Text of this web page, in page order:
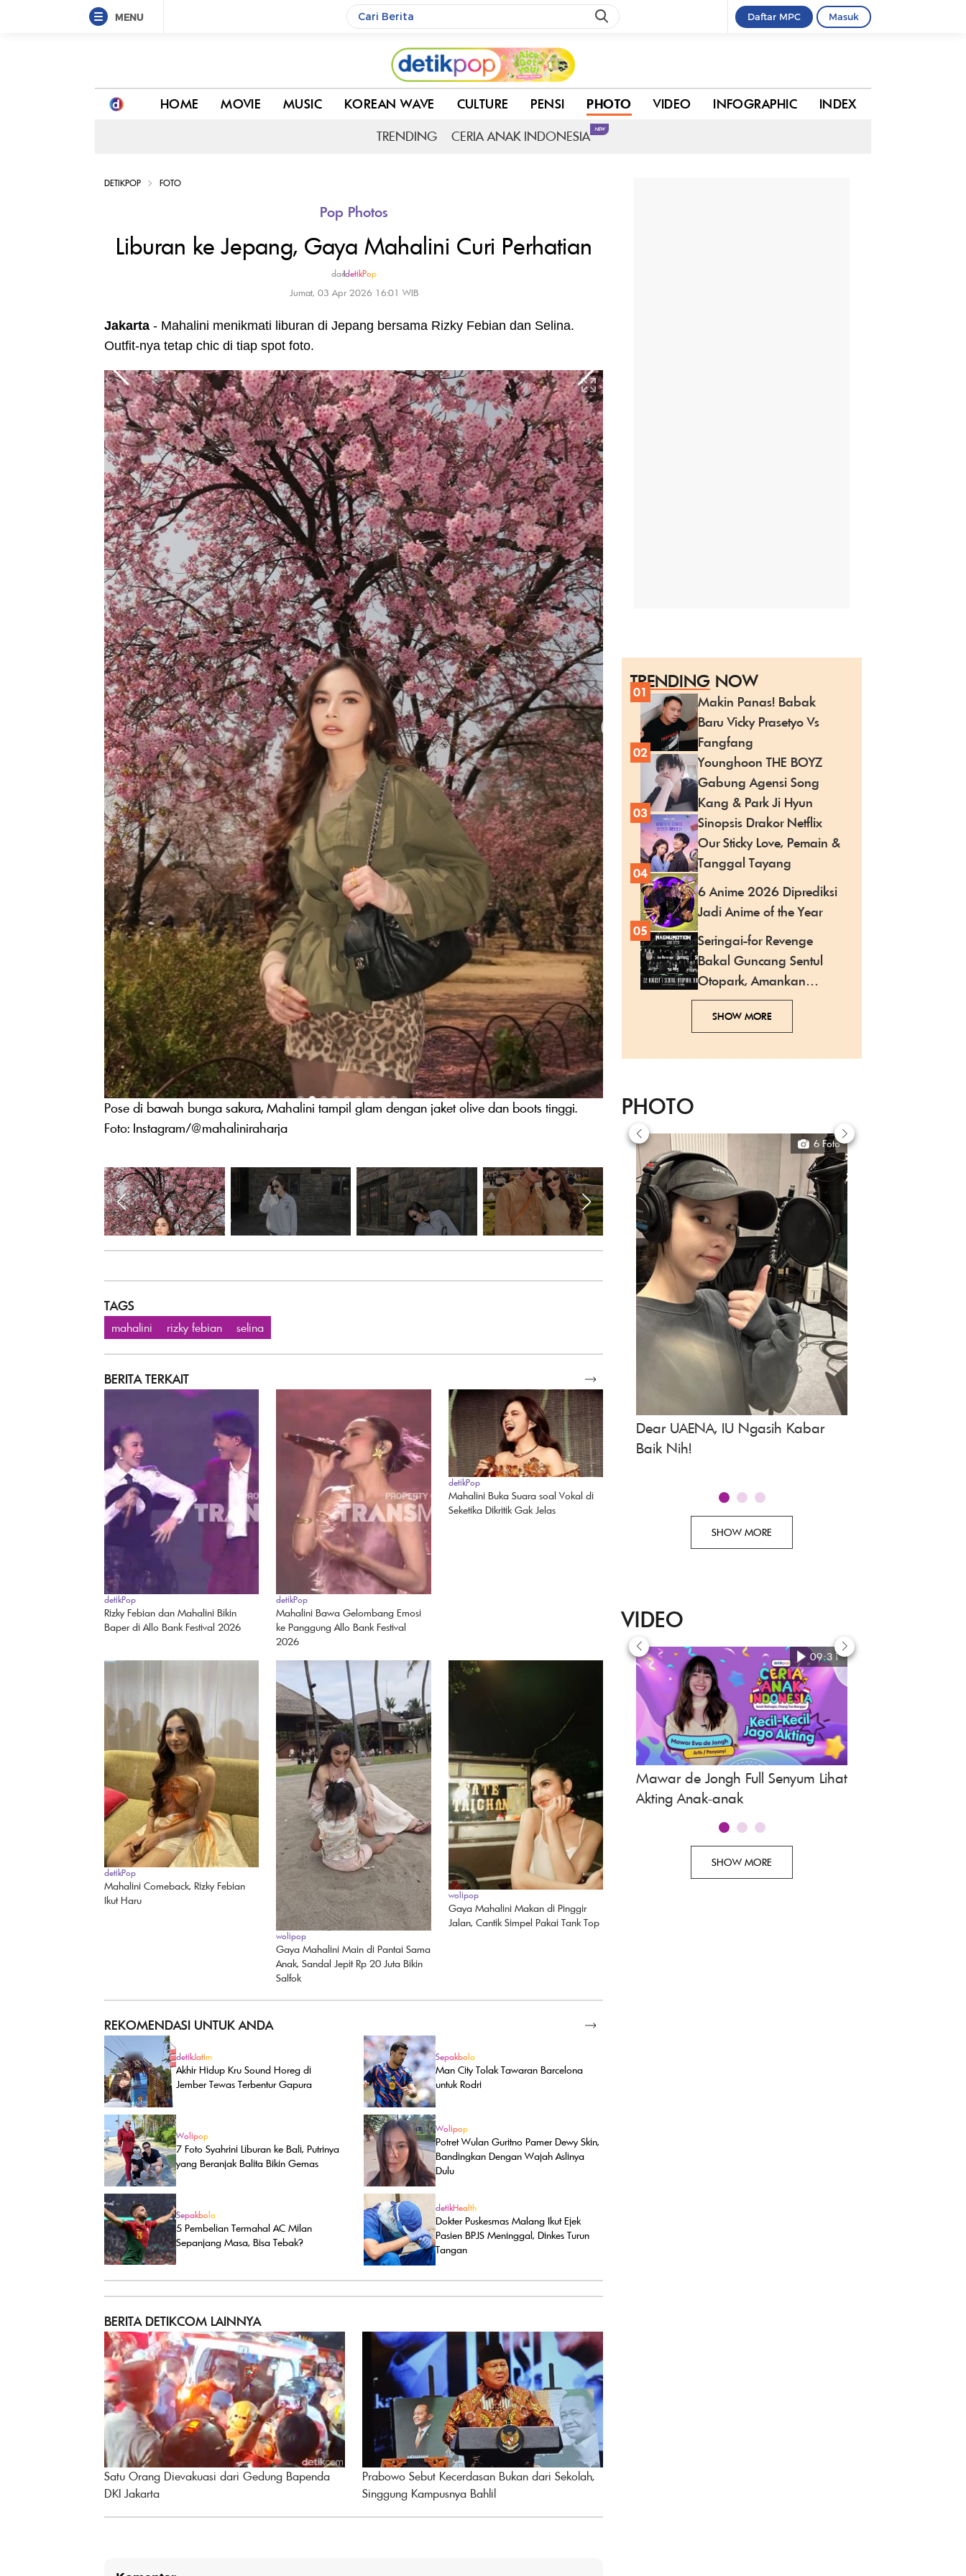
MENU Daftar MPC Masuk
HOME MOVIE MUSIC KOREAN WAVE CULTURE PENSI PHOTO VIDEO INFOGRAPHIC
INDEX
TRENDING
CERIA ANAK INDONESIA NEW
Liburan ke Jepang, Gaya Mahalini Curi Perhatian 0 komentar BAGIKAN
DETIKPOP FOTO
Pop Photos
Liburan ke Jepang, Gaya Mahalini Curi Perhatian
dar|detikPop
Jumat, 03 Apr 2026 16:01 WIB
Jakarta - Mahalini menikmati liburan di Jepang bersama Rizky Febian dan Selina.
Outfit-nya tetap chic di tiap spot foto.
Pose di bawah bunga sakura, Mahalini tampil glam dengan jaket olive dan boots tinggi.
Foto: Instagram/@mahaliniraharja
TAGS
mahalini rizky febian selina
BERITA TERKAIT
detikPop
Rizky Febian dan Mahalini Bikin
Baper di Allo Bank Festival 2026
detikPop
Mahalini Bawa Gelombang Emosi
ke Panggung Allo Bank Festival
2026
detikPop
Mahalini Buka Suara soal Vokal di
Seketika Dikritik Gak Jelas
detikPop
Mahalini Comeback, Rizky Febian
Ikut Haru
wolipop
Gaya Mahalini Main di Pantai Sama
Anak, Sandal Jepit Rp 20 Juta Bikin
Salfok
wolipop
Gaya Mahalini Makan di Pinggir
Jalan, Cantik Simpel Pakai Tank Top
REKOMENDASI UNTUK ANDA
detikJatim
Akhir Hidup Kru Sound Horeg di
Jember Tewas Terbentur Gapura
Sepakbola
Man City Tolak Tawaran Barcelona
untuk Rodri
Wolipop
7 Foto Syahrini Liburan ke Bali, Putrinya
yang Beranjak Balita Bikin Gemas
Wolipop
Potret Wulan Guritno Pamer Dewy Skin,
Bandingkan Dengan Wajah Aslinya
Dulu
Sepakbola
5 Pembelian Termahal AC Milan
Sepanjang Masa, Bisa Tebak?
detikHealth
Dokter Puskesmas Malang Ikut Ejek
Pasien BPJS Meninggal, Dinkes Turun
Tangan
BERITA DETIKCOM LAINNYA
Satu Orang Dievakuasi dari Gedung Bapenda
DKI Jakarta
Prabowo Sebut Kecerdasan Bukan dari Sekolah,
Singgung Kampusnya Bahlil
TRENDING NOW
01
Makin Panas! Babak
Baru Vicky Prasetyo Vs
Fangfang
02
Younghoon THE BOYZ
Gabung Agensi Song
Kang & Park Ji Hyun
03
Sinopsis Drakor Netflix
Our Sticky Love, Pemain &
Tanggal Tayang
04
6 Anime 2026 Diprediksi
Jadi Anime of the Year
05
Seringai-for Revenge
Bakal Guncang Sentul
Otopark, Amankan
Tiketmu Sekarang!
SHOW MORE
PHOTO
6 Foto
Dear UAENA, IU Ngasih Kabar
Baik Nih!
SHOW MORE
VIDEO
09:31
Mawar de Jongh Full Senyum Lihat
Akting Anak-anak
SHOW MORE